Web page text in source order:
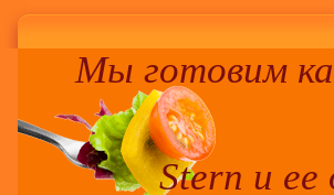
Мы готовим
Stern и ее